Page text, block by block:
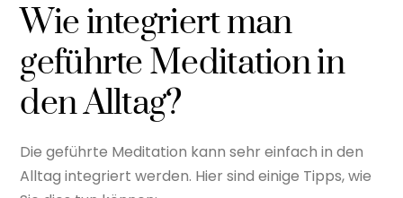
Wie integriert man
geführte Meditation in
den Alltag?
Die geführte Meditation kann sehr einfach in den
Alltag integriert werden. Hier sind einige Tipps, wie